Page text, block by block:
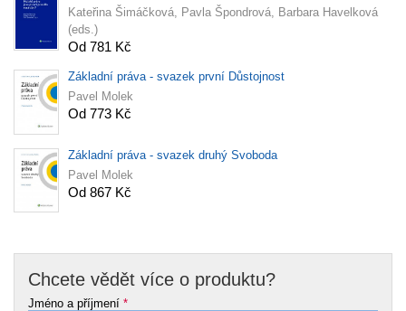
Kateřina Šimáčková, Pavla Špondrová, Barbara Havelková
(eds.)
Od 781 Kč
Základní práva - svazek první Důstojnost
Pavel Molek
Od 773 Kč
Základní práva - svazek druhý Svoboda
Pavel Molek
Od 867 Kč
Chcete vědět více o produktu?
Jméno a příjmení *